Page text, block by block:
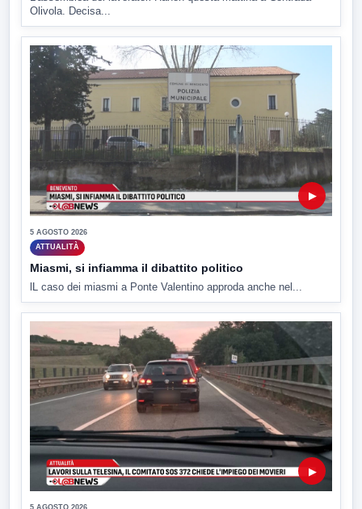
Olivola. Decisa...
▶
5 AGOSTO 2026
ATTUALITÀ
Miasmi, si infiamma il dibattito politico
lL caso dei miasmi a Ponte Valentino approda anche nel...
▶